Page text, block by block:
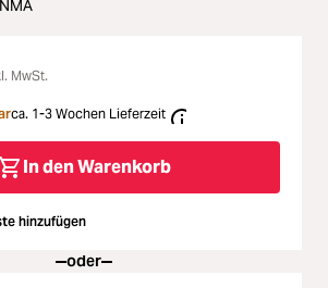
MwSt.
ca. 1-3 Wochen Lieferzeit
In den Warenkorb
hinzufügen
oder